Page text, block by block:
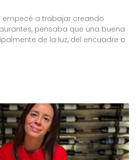
empecé a trabajar creando
pensaba que una buena
de la luz, del encuadre o